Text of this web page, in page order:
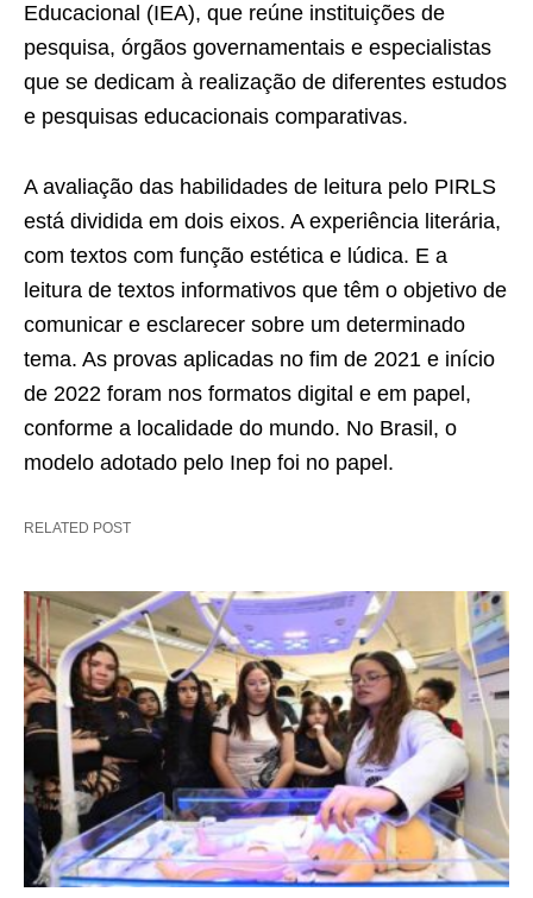
Educacional (IEA), que reúne instituições de
pesquisa, órgãos governamentais e especialistas
que se dedicam à realização de diferentes estudos
e pesquisas educacionais comparativas.
A avaliação das habilidades de leitura pelo PIRLS
está dividida em dois eixos. A experiência literária,
com textos com função estética e lúdica. E a
leitura de textos informativos que têm o objetivo de
comunicar e esclarecer sobre um determinado
tema. As provas aplicadas no fim de 2021 e início
de 2022 foram nos formatos digital e em papel,
conforme a localidade do mundo. No Brasil, o
modelo adotado pelo Inep foi no papel.
RELATED POST